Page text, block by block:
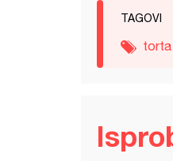
TAGOVI
torta